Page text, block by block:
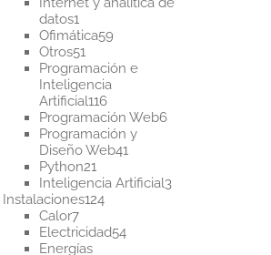
datos11
producto
Ofimática5959
Otros5151
productos
Programación e
Inteligencia
Artificial116116
productos
Programación Web66
Programación y
Diseño Web4141
Python2121
productos
Inteligencia Artificial33
Instalaciones124124
Calor77
productos
Electricidad5454
Energías